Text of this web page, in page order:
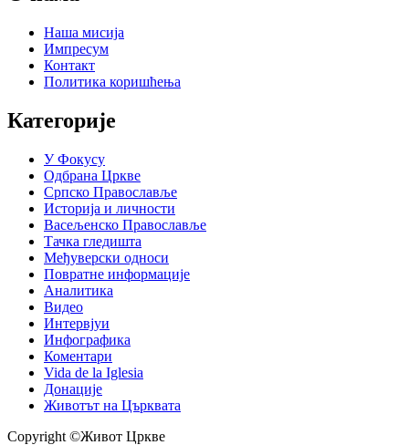
Наша мисија
Импресум
Контакт
Политика коришћења
Категорије
У Фокусу
Одбрана Цркве
Српско Православље
Историја и личности
Васељенско Православље
Тачка гледишта
Међуверски односи
Повратне информације
Аналитика
Видео
Интервјуи
Инфографика
Коментари
Vida de la Iglesia
Донације
Животът на Църквата
Copyright ©Живот Цркве